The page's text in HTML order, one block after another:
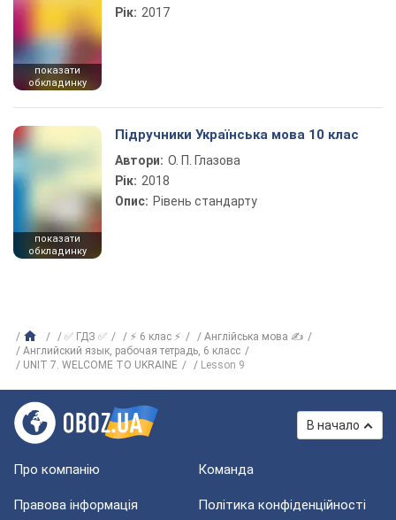
показати
обкладинку
Рік: 2017
показати
обкладинку
Підручники Українська мова 10 клас
Автори: О. П. Глазова
Рік: 2018
Опис: Рівень стандарту
✅ ГДЗ ✅ ⚡ 6 клас ⚡
Англійська мова ✍
Английский язык, рабочая тетрадь, 6 класс
UNIT 7. WELCOME TO UKRAINE
Lesson 9
В начало
Про компанію Команда
Правова інформація Політика конфіденційності